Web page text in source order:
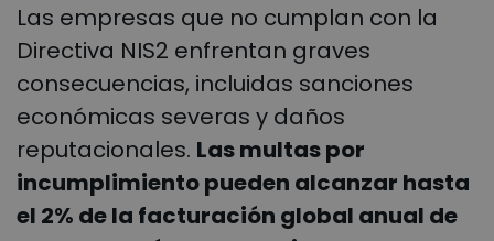
Las empresas que no cumplan con la
Directiva NIS2 enfrentan graves
consecuencias, incluidas sanciones
económicas severas y daños
reputacionales. Las multas por
incumplimiento pueden alcanzar hasta
el 2% de la facturación global anual de